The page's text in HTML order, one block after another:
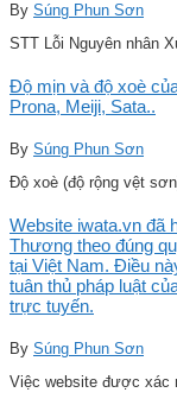
By Súng Phun Sơn
STT Lỗi Nguyên nhân
Độ mịn và độ xoè
Prona, Meiji, Sata..
By Súng Phun Sơn
Độ xoè (độ rộng vệt
Website iwata.vn đã
Thương theo đúng
tại Việt Nam. Điều
tuân thủ pháp luật
trực tuyến.
By Súng Phun Sơn
Việc website được xác